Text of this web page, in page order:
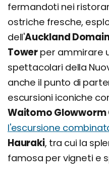
fermandoti nei
ostriche fresche,
dell'Auckland
Tower per ammirare
spettacolari della
anche il punto di
escursioni iconiche
Waitomo Glowworm
l'escursione
Hauraki, tra cui la
famosa per vigneti e